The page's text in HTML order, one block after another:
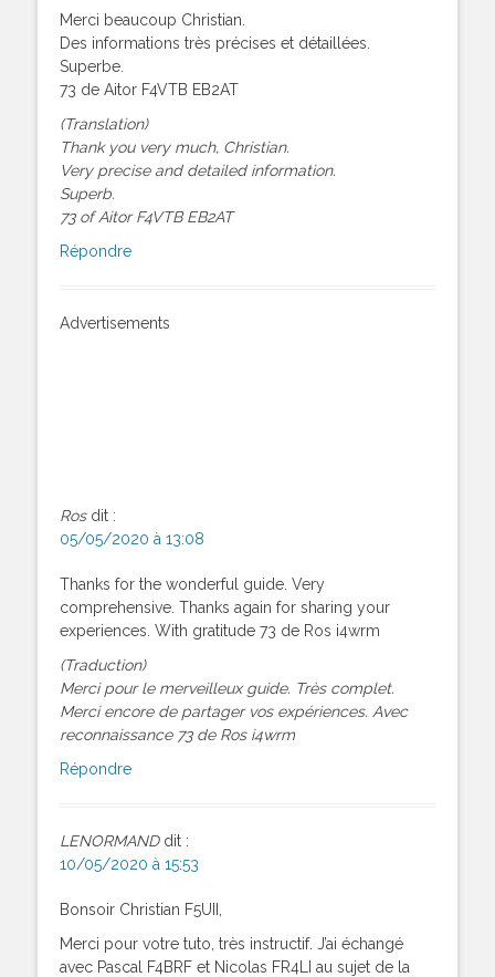
Merci beaucoup Christian.
Des informations très précises et détaillées.
Superbe.
73 de Aitor F4VTB EB2AT
(Translation)
Thank you very much, Christian.
Very precise and detailed information.
Superb.
73 of Aitor F4VTB EB2AT
Répondre
Advertisements
Ros dit :
05/05/2020 à 13:08
Thanks for the wonderful guide. Very
comprehensive. Thanks again for sharing your
experiences. With gratitude 73 de Ros i4wrm
(Traduction)
Merci pour le merveilleux guide. Très complet.
Merci encore de partager vos expériences. Avec
reconnaissance 73 de Ros i4wrm
Répondre
LENORMAND dit :
10/05/2020 à 15:53
Bonsoir Christian F5UII,
Merci pour votre tuto, très instructif. J’ai échangé
avec Pascal F4BRF et Nicolas FR4LI au sujet de la